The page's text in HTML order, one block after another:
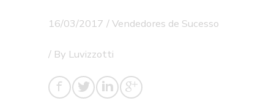
16/03/2017 /Vendedores de Sucesso
/ By Luvizzotti